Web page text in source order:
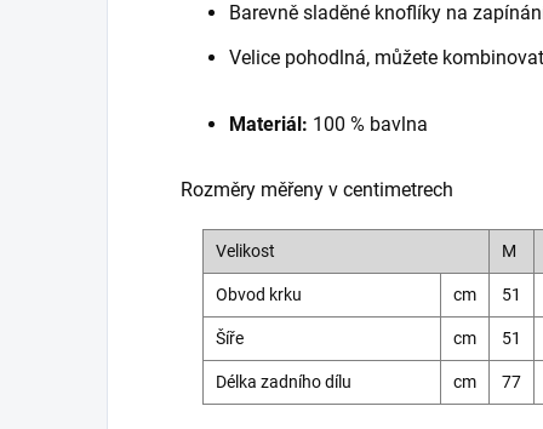
Barevně sladěné knoflíky na
Velice pohodlná, můžete
Materiál: 100 % bavlna
Rozměry měřeny v centimetrech
Velikost M
Obvod krku cm 51
Šíře cm 51
Délka zadního dílu cm 77